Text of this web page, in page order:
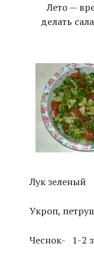
Лето —
делать
Лук зеленый
Укроп,
Чеснок- 1-2